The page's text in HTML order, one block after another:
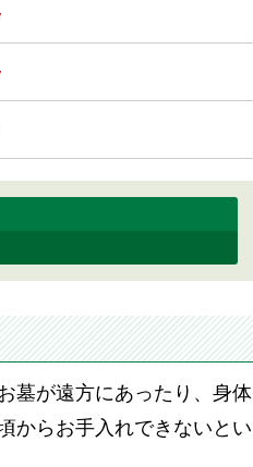
墓が遠方にあったり、身体
からお手入れできないとい